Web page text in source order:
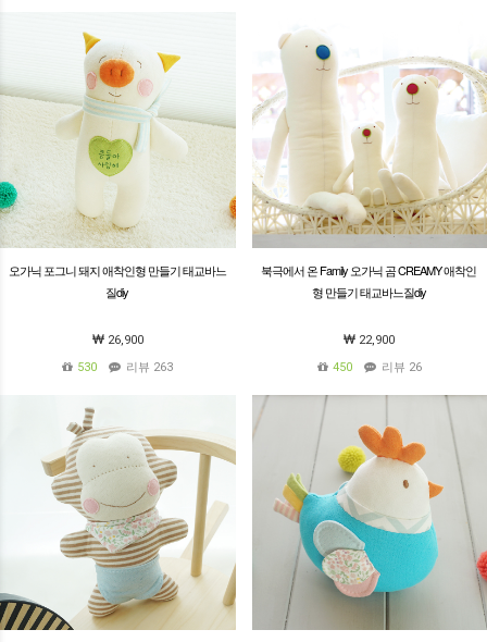
오가닉 포그니 돼지 애착인형 만들기 태교바느
질diy
26,900
530
리뷰 263
북극에서 온 Family 오가닉 곰 CREAMY 애착인
형 만들기 태교바느질diy
22,900
450
리뷰 26